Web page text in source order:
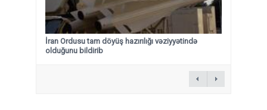
İran Ordusu tam döyüş hazırılığı vəziyyətində
olduğunu bildirib